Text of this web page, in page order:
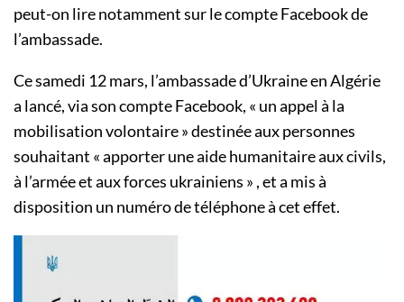
peut-on lire notamment sur le compte Facebook de
l’ambassade.
Ce samedi 12 mars, l’ambassade d’Ukraine en Algérie
a lancé, via son compte Facebook, « un appel à la
mobilisation volontaire » destinée aux personnes
souhaitant « apporter une aide humanitaire aux civils,
à l’armée et aux forces ukrainiens » , et a mis à
disposition un numéro de téléphone à cet effet.